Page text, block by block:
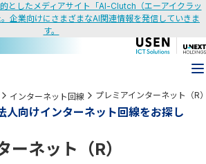
としたメディアサイト「AI-Clutch（エーアイクラッ
企業向けにさまざまなAI関連情報を発信していきま
す。
インターネット回線 プレミアインターネット（R
人向けインターネット回線をお探し
ーネット（R）